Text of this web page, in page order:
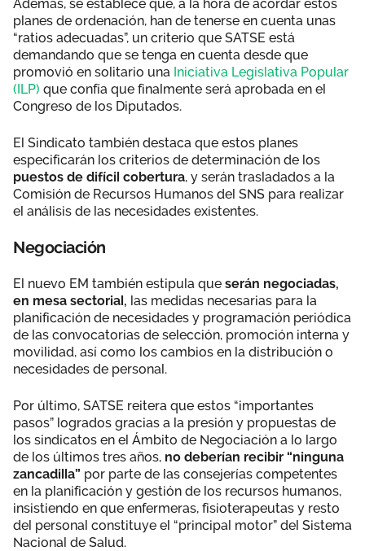
Además, se establece que, a la hora de acordar estos
planes de ordenación, han de tenerse en cuenta unas
“ratios adecuadas”, un criterio que SATSE está
demandando que se tenga en cuenta desde que
promovió en solitario una Iniciativa Legislativa Popular
(ILP) que confía que finalmente será aprobada en el
Congreso de los Diputados.
El Sindicato también destaca que estos planes
especificarán los criterios de determinación de los
puestos de difícil cobertura, y serán trasladados a la
Comisión de Recursos Humanos del SNS para realizar
el análisis de las necesidades existentes.
Negociación
El nuevo EM también estipula que serán negociadas,
en mesa sectorial, las medidas necesarias para la
planificación de necesidades y programación periódica
de las convocatorias de selección, promoción interna y
movilidad, así como los cambios en la distribución o
necesidades de personal.
Por último, SATSE reitera que estos “importantes
pasos” logrados gracias a la presión y propuestas de
los sindicatos en el Ámbito de Negociación a lo largo
de los últimos tres años, no deberían recibir “ninguna
zancadilla” por parte de las consejerías competentes
en la planificación y gestión de los recursos humanos,
insistiendo en que enfermeras, fisioterapeutas y resto
del personal constituye el “principal motor” del Sistema
Nacional de Salud.